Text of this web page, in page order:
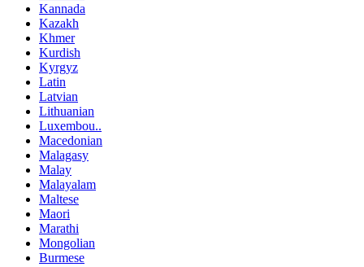
Kannada
Kazakh
Khmer
Kurdish
Kyrgyz
Latin
Latvian
Lithuanian
Luxembou..
Macedonian
Malagasy
Malay
Malayalam
Maltese
Maori
Marathi
Mongolian
Burmese